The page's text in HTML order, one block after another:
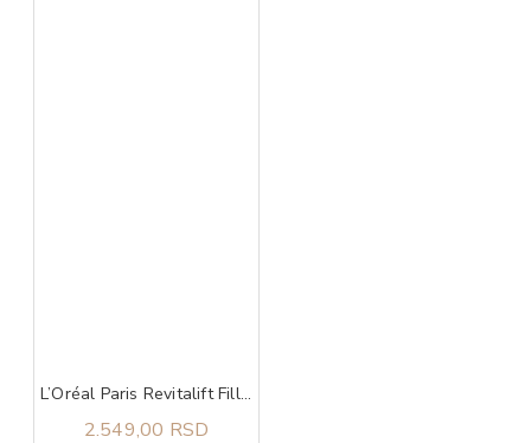
L’Oréal Paris Revitalift Filler krema za kombinovanu kožu 50 ml
2.549,00 RSD